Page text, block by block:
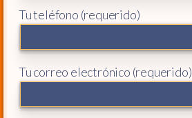
Tu teléfono (requerido)
Tu correo electrónico (requerido)